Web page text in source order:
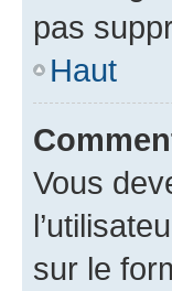
pas
Haut
Vous
sur le